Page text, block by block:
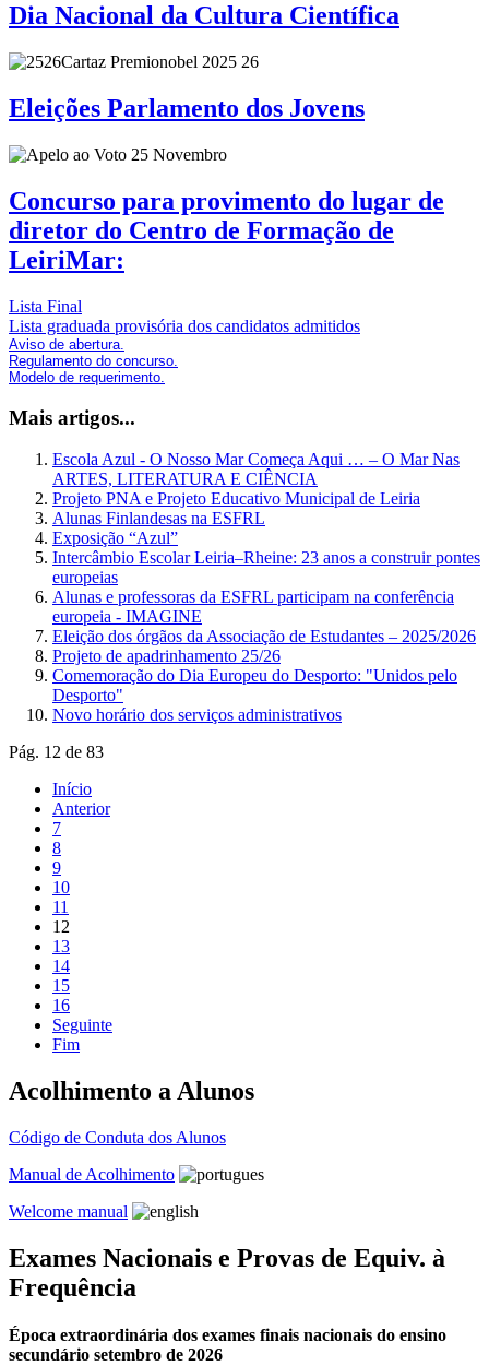
Dia Nacional da Cultura Científica
Eleições Parlamento dos Jovens
Concurso para provimento do lugar de
diretor do Centro de Formação de
LeiriMar:
Lista Final
Lista graduada provisória dos candidatos admitidos
Aviso de abertura.
Regulamento do concurso.
Modelo de requerimento.
Mais artigos...
Escola Azul - O Nosso Mar Começa Aqui … – O Mar Nas
ARTES, LITERATURA E CIÊNCIA
Projeto PNA e Projeto Educativo Municipal de Leiria
Alunas Finlandesas na ESFRL
Exposição “Azul”
Intercâmbio Escolar Leiria–Rheine: 23 anos a construir pontes
europeias
Alunas e professoras da ESFRL participam na conferência
europeia - IMAGINE
Eleição dos órgãos da Associação de Estudantes – 2025/2026
Projeto de apadrinhamento 25/26
Comemoração do Dia Europeu do Desporto: "Unidos pelo
Desporto"
Novo horário dos serviços administrativos
Pág. 12 de 83
Início
Anterior
7
8
9
10
11
12
13
14
15
16
Seguinte
Fim
Acolhimento a Alunos
Código de Conduta dos Alunos
Manual de Acolhimento
Welcome manual
Exames Nacionais e Provas de Equiv. à
Frequência
Época extraordinária dos exames finais nacionais do ensino
secundário setembro de 2026